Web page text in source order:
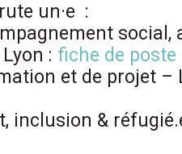
un·e :
: fiche de poste
et de projet
inclusion &